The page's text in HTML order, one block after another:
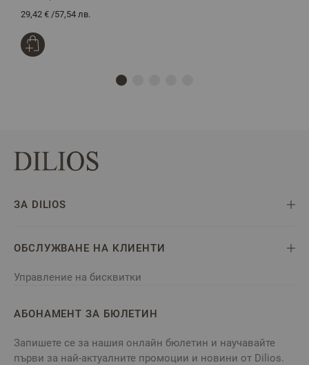
29,42 € /57,54 лв.
ЗА DILIOS
ОБСЛУЖВАНЕ НА КЛИЕНТИ
Управление на бисквитки
АБОНАМЕНТ ЗА БЮЛЕТИН
Запишете се за нашия онлайн бюлетин и научавайте
първи за най-актуалните промоции и новини от Dilios.